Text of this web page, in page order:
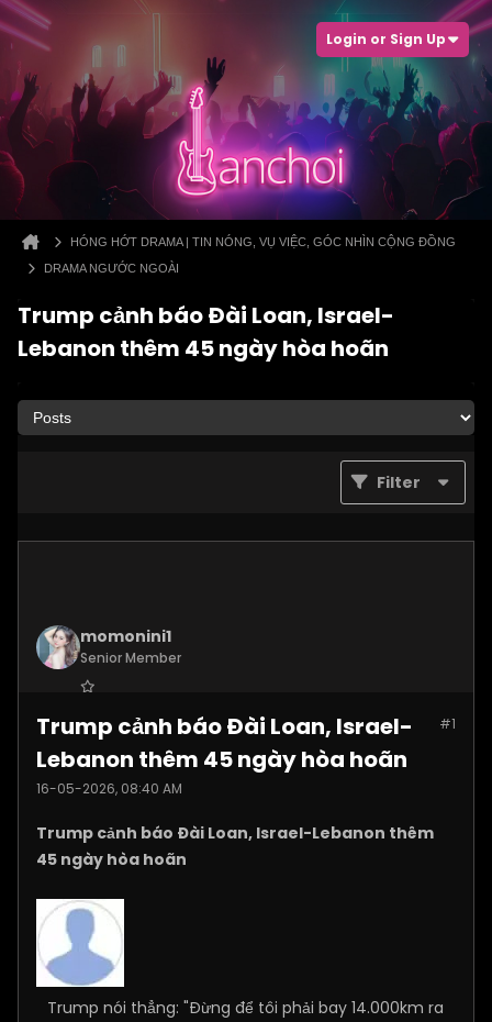
Login or Sign Up
HÓNG HỚT DRAMA | TIN NÓNG, VỤ VIỆC, GÓC NHÌN CỘNG ĐỒNG
DRAMA NGƯỚC NGOÀI
Trump cảnh báo Đài Loan, Israel-
Lebanon thêm 45 ngày hòa hoãn
Filter
momonini1
Senior Member
Posts:5399 #1
Trump cảnh báo Đài Loan, Israel-
Lebanon thêm 45 ngày hòa hoãn
16-05-2026, 08:40 AM
Trump cảnh báo Đài Loan, Israel-Lebanon thêm
45 ngày hòa hoãn
Trump nói thẳng: "Đừng để tôi phải bay 14.000km ra